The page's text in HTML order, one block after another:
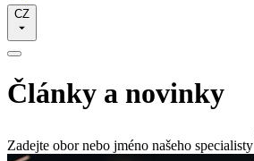
CZ
Články a novinky
Zadejte obor nebo jméno našeho specialisty